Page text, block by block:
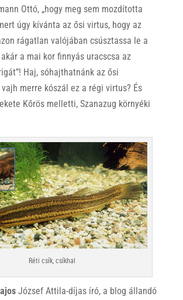
Ottó, „hogy meg sem mozdította
úgy kívánta az ősi virtus, hogy az
rágatlan valójában csúsztassa le a
a mai kor finnyás uracscsa az
Haj, sóhajthatnánk az ősi
merre kószál ez a régi virtus? És
Kőrös melletti, Szanazug környéki
Réti csík, csíkhal
József Attila-díjas író, a blog állandó